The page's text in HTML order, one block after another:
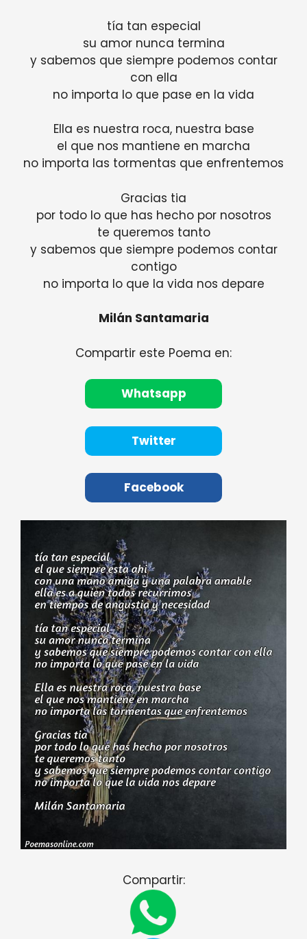
tía tan especial
su amor nunca termina
y sabemos que siempre podemos contar
con ella
no importa lo que pase en la vida
Ella es nuestra roca, nuestra base
el que nos mantiene en marcha
no importa las tormentas que enfrentemos
Gracias tia
por todo lo que has hecho por nosotros
te queremos tanto
y sabemos que siempre podemos contar
contigo
no importa lo que la vida nos depare
Milán Santamaria
Compartir este Poema en:
Whatsapp
Twitter
Facebook
Compartir: